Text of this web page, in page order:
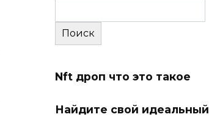
Поиск
Nft дроп что это такое
Найдите свой идеальный